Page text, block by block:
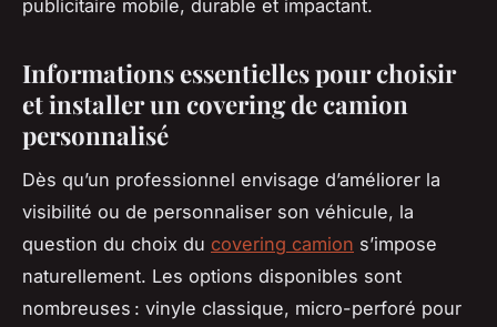
publicitaire mobile, durable et impactant.
Informations essentielles pour choisir
et installer un covering de camion
personnalisé
Dès qu’un professionnel envisage d’améliorer la
visibilité ou de personnaliser son véhicule, la
question du choix du covering camion s’impose
naturellement. Les options disponibles sont
nombreuses : vinyle classique, micro-perforé pour